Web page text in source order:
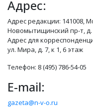
Адрес:
Адрес редакции: 141008,
Новомытищинский пр-т, д.
Адрес для
ул. Мира, д. 7, к 1, 6 этаж
Телефон: 8 (495) 786-54-05
E-mail:
gazeta@n-v-o.ru